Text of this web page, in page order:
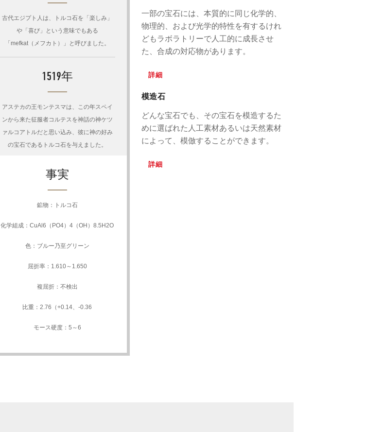
古代エジプト人は、トルコ石を「楽しみ」
や「喜び」という意味でもある
「mefkat（メフカト）」と呼びました。
1519年
アステカの王モンテスマは​​、この年スペイ
ンから来た征服者コルテスを神話の神ケツ
ァルコアトルだと思い込み、彼に神の好み
の宝石であるトルコ石を与えました。
事実
鉱物：トルコ石
化学組成：CuAl6（PO4）4（OH）8.5H2O
色：ブルー乃至グリーン
屈折率：1.610～1.650
複屈折：不検出
比重：2.76（+0.14、-0.36
モース硬度：5～6
一部の宝石には、本質的に同じ化学的、
物理的、および光学的特性を有するけれ
どもラボラトリーで人工的に成長させ
た、合成の対応物があります。
詳細
模造石
どんな宝石でも、その宝石を模造するた
めに選ばれた人工素材あるいは天然素材
によって、模倣することができます。
詳細